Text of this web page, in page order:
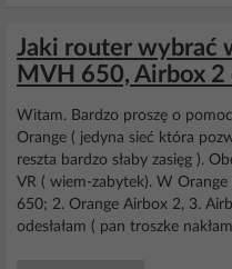
Jaki router wybrać
MVH 650, Airbox 2
Witam. Bardzo proszę o
Orange ( jedyna sieć która
reszta bardzo słaby zasięg ).
VR ( wiem-zabytek). W
650; 2. Orange Airbox 2, 3.
odesłałam ( pan troszke